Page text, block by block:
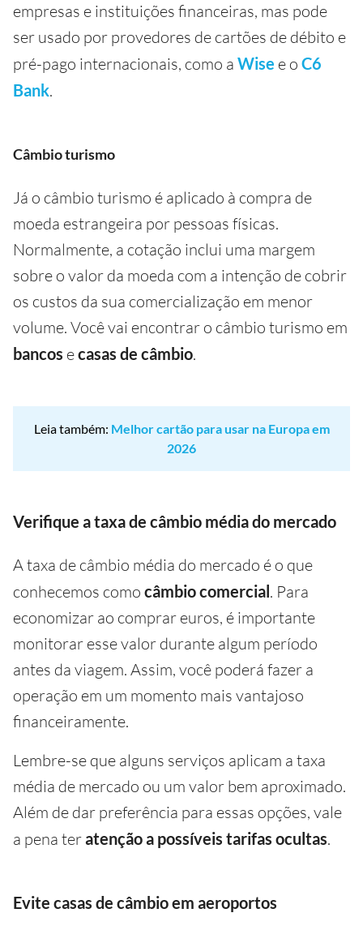
empresas e instituições financeiras, mas pode
ser usado por provedores de cartões de débito e
pré-pago internacionais, como a Wise e o C6
Bank.
Câmbio turismo
Já o câmbio turismo é aplicado à compra de
moeda estrangeira por pessoas físicas.
Normalmente, a cotação inclui uma margem
sobre o valor da moeda com a intenção de cobrir
os custos da sua comercialização em menor
volume. Você vai encontrar o câmbio turismo em
bancos ecasas de câmbio.
Leia também: Melhor cartão para usar na Europa em
2026
Verifique a taxa de câmbio média do mercado
A taxa de câmbio média do mercado é o que
conhecemos como câmbio comercial. Para
economizar ao comprar euros, é importante
monitorar esse valor durante algum período
antes da viagem. Assim, você poderá fazer a
operação em um momento mais vantajoso
financeiramente.
Lembre-se que alguns serviços aplicam a taxa
média de mercado ou um valor bem aproximado.
Além de dar preferência para essas opções, vale
a pena teratenção a possíveis tarifas ocultas.
Evite casas de câmbio em aeroportos